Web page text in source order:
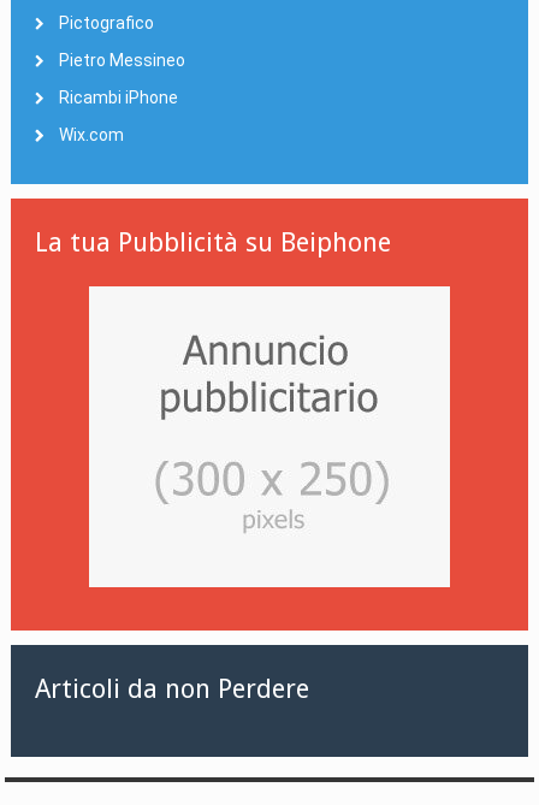
Pictografico
Pietro Messineo
Ricambi iPhone
Wix.com
La tua Pubblicità su Beiphone
Articoli da non Perdere